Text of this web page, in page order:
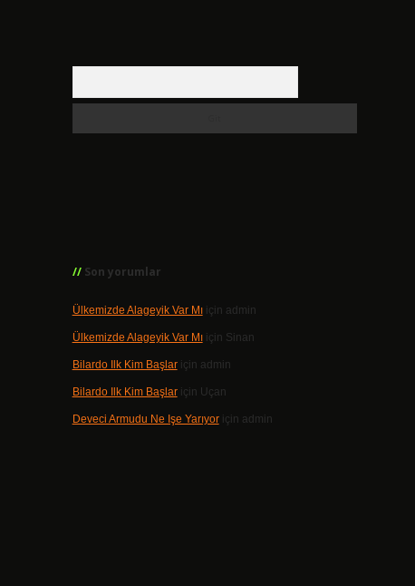
Son yorumlar
Ülkemizde Alageyik Var Mıiçin admin
Ülkemizde Alageyik Var Mıiçin Sinan
Bilardo Ilk Kim Başlariçin admin
Bilardo Ilk Kim Başlariçin Uçan
Deveci Armudu Ne Işe Yarıyoriçin admin